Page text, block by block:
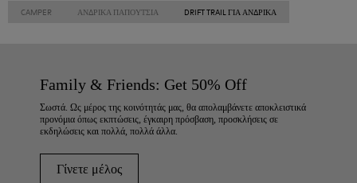
CAMPER ΑΝΔΡΙΚΑ ΠΑΠΟΎΤΣΙΑ DRIFT TRAIL ΓΙΑ ΑΝΔΡΙΚΑ
Family & Friends: Get 50% Off
Σωστά. Ως μέρος της κοινότητάς μας, θα απολαμβάνετε αποκλειστικά
προνόμια όπως εκπτώσεις, έγκαιρη πρόσβαση, προσκλήσεις σε
εκδηλώσεις και πολλά, πολλά άλλα.
Γίνετε μέλος